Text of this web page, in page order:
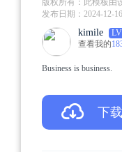
版权所有：此模板由
发布日期： 2024-12-16
kimile
查看我的
Business is business.
下